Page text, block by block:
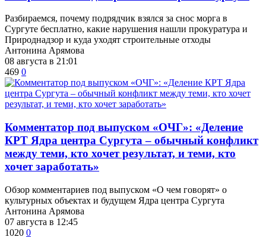
Разбираемся, почему подрядчик взялся за снос морга в
Сургуте бесплатно, какие нарушения нашли прокуратура и
Природнадзор и куда уходят строительные отходы
Антонина Арямова
08 августа в 21:01
469 0
​Комментатор под выпуском «ОЧГ»: «Деление
КРТ Ядра центра Сургута – обычный конфликт
между теми, кто хочет результат, и теми, кто
хочет заработать»
Обзор комментариев под выпуском «О чем говорят» о
культурных объектах и будущем Ядра центра Сургута
Антонина Арямова
07 августа в 12:45
1020 0